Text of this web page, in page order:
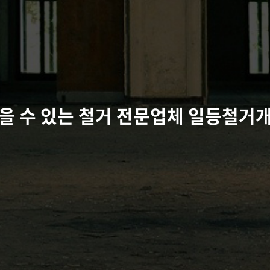
수 있는 철거 전문업체 일등철거